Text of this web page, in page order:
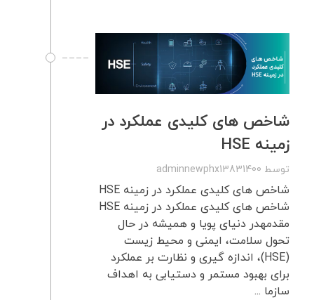
شاخص های کلیدی عملکرد در
زمینه HSE
توسط adminnewphx13831400
شاخص های کلیدی عملکرد در زمینه HSE
شاخص های کلیدی عملکرد در زمینه HSE
مقدمهدر دنیای پویا و همیشه در حال
تحول سلامت، ایمنی و محیط زیست
(HSE)، اندازه گیری و نظارت بر عملکرد
برای بهبود مستمر و دستیابی به اهداف
سازما ...